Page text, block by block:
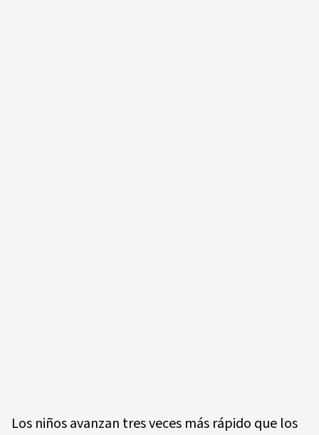
Los niños avanzan tres veces más rápido que los